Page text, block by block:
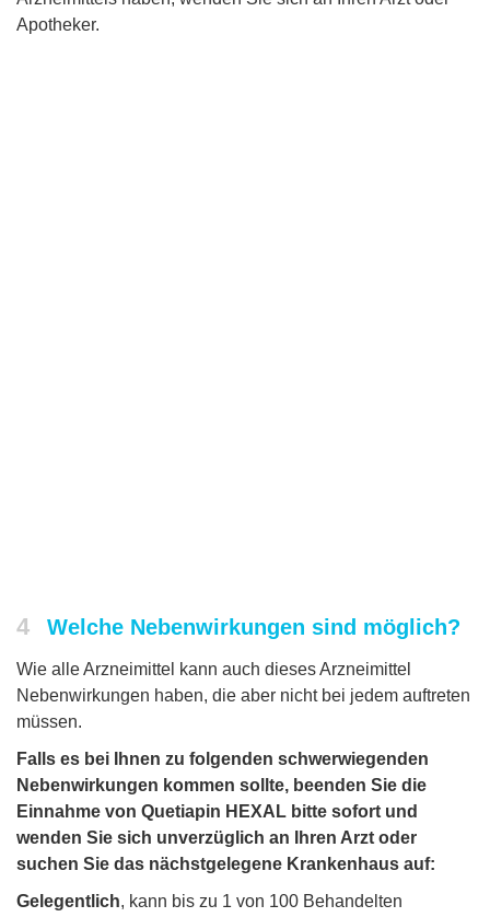
Apotheker.
4 Welche Nebenwirkungen sind möglich?
Wie alle Arzneimittel kann auch dieses Arzneimittel
Nebenwirkungen haben, die aber nicht bei jedem auftreten
müssen.
Falls es bei Ihnen zu folgenden schwerwiegenden
Nebenwirkungen kommen sollte, beenden Sie die
Einnahme von Quetiapin HEXAL bitte sofort und
wenden Sie sich unverzüglich an Ihren Arzt oder
suchen Sie das nächstgelegene Krankenhaus auf:
Gelegentlich, kann bis zu 1 von 100 Behandelten